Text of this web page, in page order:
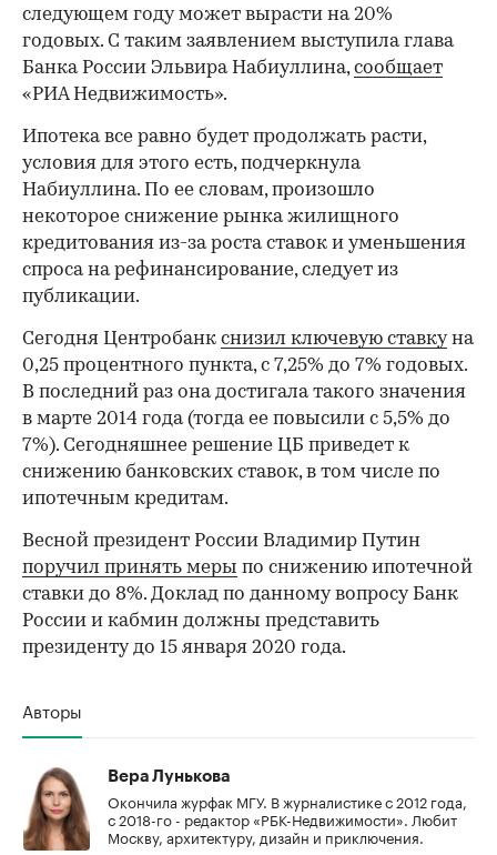
следующем году может вырасти на 20%
годовых. С таким заявлением выступила глава
Банка России Эльвира Набиуллина,сообщает
«РИА Недвижимость».
Ипотека все равно будет продолжать расти,
условия для этого есть, подчеркнула
Набиуллина. По ее словам, произошло
некоторое снижение рынка жилищного
кредитования из-за роста ставок и уменьшения
спроса на рефинансирование, следует из
публикации.
Cегодня Центробанк снизил ключевую ставкуна
0,25 процентного пункта, с 7,25% до 7% годовых.
В последний раз она достигала такого значения
в марте 2014 года (тогда ее повысили с 5,5% до
7%). Сегодняшнее решение ЦБ приведет к
снижению банковских ставок, в том числе по
ипотечным кредитам.
Весной президент России Владимир Путин
поручил принять меры по снижению ипотечной
ставки до 8%. Доклад по данному вопросу Банк
России и кабмин должны представить
президенту до 15 января 2020 года.
Авторы
Вера Лунькова
Окончила журфак МГУ. В журналистике с 2012 года,
с 2018-го - редактор «РБК-Недвижимости». Любит
Москву, архитектуру, дизайн и приключения.